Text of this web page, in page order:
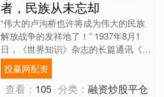
者，民族从未忘却
“伟大的卢沟桥也许将成为伟大的民族
解放战争的发祥地了！” 1937年8月1
日，《世界知识》杂志的长篇通讯《卢
沟桥抗战记》中，这句振聋发聩的预言
穿透纸背。 令人难....
投赢网配资
查看： 105 分类：融资炒股平仓